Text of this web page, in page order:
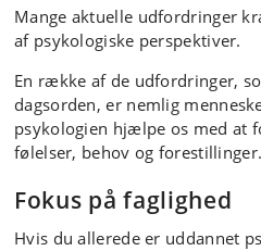
Mange aktuelle udfordringer
af psykologiske perspektiver.
En række af de udfordringer,
dagsorden, er nemlig
psykologien hjælpe os med at
følelser, behov og forestillinger.
Fokus på faglighed
Hvis du allerede er uddannet